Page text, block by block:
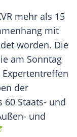
mehr als 15
mit
worden. Die
am Sonntag
der
Staats- und
und